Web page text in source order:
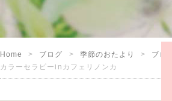
Home ブログ 季節のおたより
ブログ
カラーセラピーinカフェリノンカ